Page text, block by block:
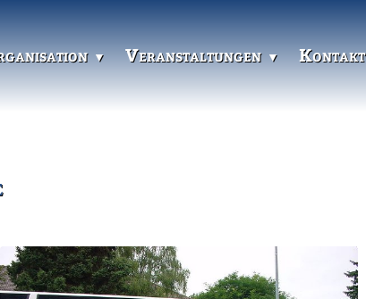
Veranstaltungen Kontakt